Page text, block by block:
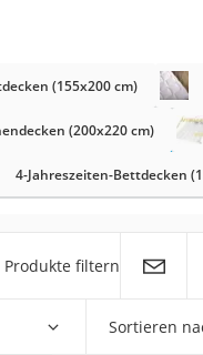
(155x200 cm)
(200x220 cm)
4-Jahreszeiten-Bettdecken
Produkte filtern
Sortieren